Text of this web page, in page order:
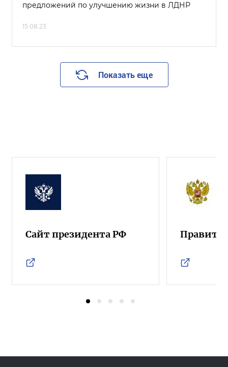
предложений по улучшению жизни в ЛДНР
15.08.23
Показать еще
Сайт президента РФ